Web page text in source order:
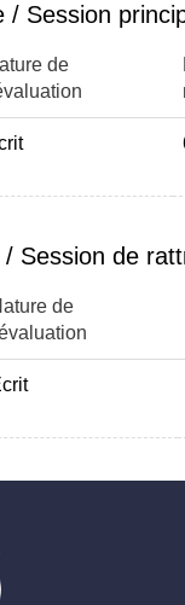
/ Session
de
Session de
de